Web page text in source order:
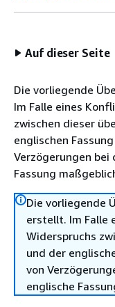
Auf dieser Seite
Die vorliegende
Im Falle eines
zwischen dieser
englischen
Verzögerungen
Fassung
Die vorliegende
erstellt. Im Falle
Widerspruchs
und der
von
englische